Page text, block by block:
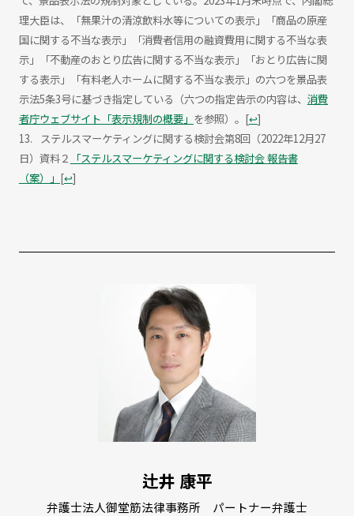
理大臣は、「無果汁の清涼飲料水等についての表示」「商品の原産
国に関する不当な表示」「消費者信用の融資費用に関する不当な表
示」「不動産のおとり広告に関する不当な表示」「おとり広告に関
する表示」「有料老人ホームに関する不当な表示」の六つを景品表
示法5条3号に基づき指定している（六つの指定告示の内容は、 消費
者庁ウェブサイト「表示規制の概要」 を参照）。 [↩]
ステルスマーケティングに関する検討会第8回（2022年12月27
日）資料２ 「ステルスマーケティングに関する検討会 報告書
（案）」 [↩]
辻井 康平
弁護士法人御堂筋法律事務所 パートナー弁護士